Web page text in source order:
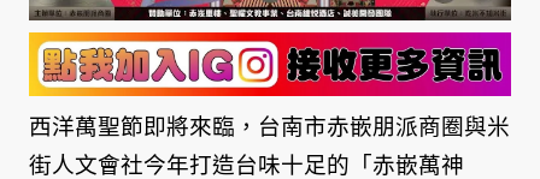
西洋萬聖節即將來臨，台南市赤嵌朋派商圈與米
街人文會社今年打造台味十足的「赤嵌萬神